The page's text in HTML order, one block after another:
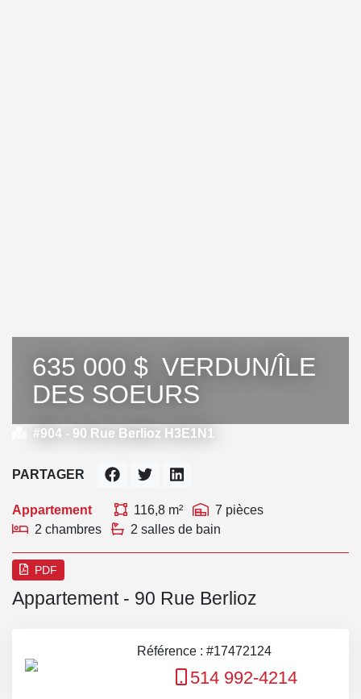
635 000 $ VERDUN/ÎLE
DES SOEURS
#904 - 90 Rue Berlioz H3E1N1
Appartement 116,8 m²
7 pièces
2 chambres
2 salles de bain
PARTAGER
PDF
Appartement - 90 Rue Berlioz
Référence : #17472124
514 992-4214